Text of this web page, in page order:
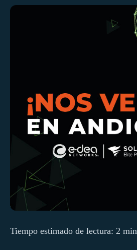
Tiempo estimado de lectura: 2 min